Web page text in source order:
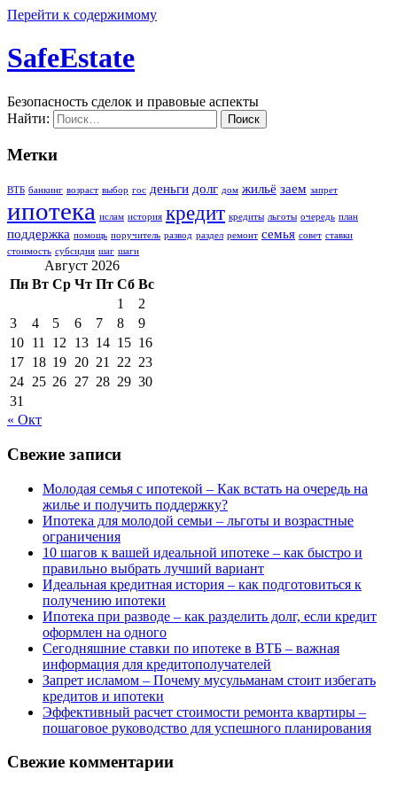
Перейти к содержимому
SafeEstate
Безопасность сделок и правовые аспекты
Найти:
Метки
ВТБ банкинг возраст выбор гос деньги долг дом жильё заем запрет
ипотека ислам история кредит кредиты льготы очередь план
поддержка помощь поручитель развод раздел ремонт семья совет ставки
стоимость субсидия шаг шаги
Август 2026
Пн Вт Ср Чт Пт Сб Вс
1
2
3
4 5 6 7 8
9
10 11 12 13 14 15 16
17 18 19 20 21 22 23
24 25 26 27 28 29 30
31
« Окт
Свежие записи
Молодая семья с ипотекой – Как встать на очередь на
жилье и получить поддержку?
Ипотека для молодой семьи – льготы и возрастные
ограничения
10 шагов к вашей идеальной ипотеке – как быстро и
правильно выбрать лучший вариант
Идеальная кредитная история – как подготовиться к
получению ипотеки
Ипотека при разводе – как разделить долг, если кредит
оформлен на одного
Сегодняшние ставки по ипотеке в ВТБ – важная
информация для кредитополучателей
Запрет исламом – Почему мусульманам стоит избегать
кредитов и ипотеки
Эффективный расчет стоимости ремонта квартиры –
пошаговое руководство для успешного планирования
Свежие комментарии